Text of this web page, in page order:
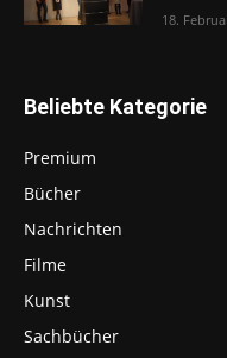
18.
Beliebte Kategorie
Premium
Bücher
Nachrichten
Filme
Kunst
Sachbücher